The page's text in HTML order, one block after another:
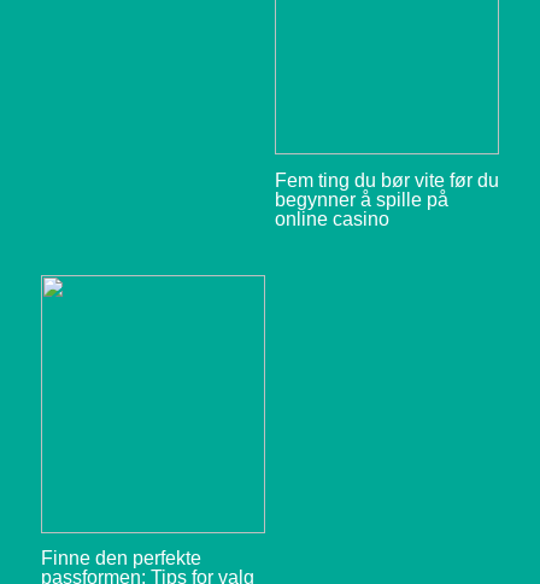
Fem ting du bør vite før du
begynner å spille på
online casino
Finne den perfekte
passformen: Tips for valg